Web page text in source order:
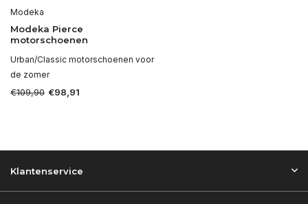
Modeka
Modeka Pierce
motorschoenen
Urban/Classic motorschoenen voor
de zomer
€109,90 €98,91
Klantenservice